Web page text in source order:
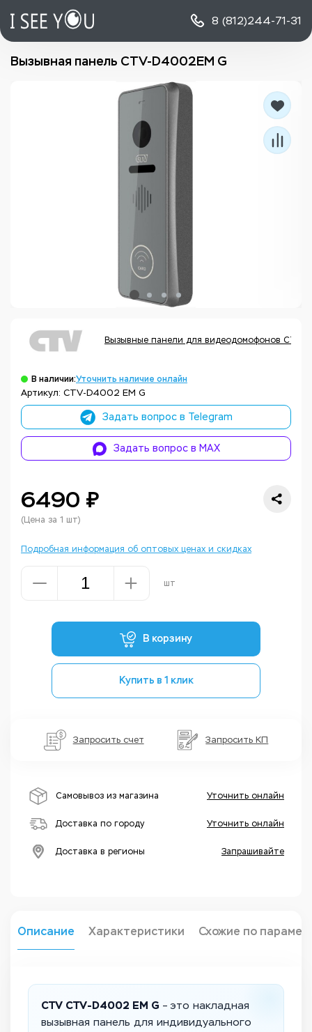
8 (812)244-71-31
Вызывная панель CTV-D4002EM G
Вызывные панели для видеодомофонов CTV
В наличии:Уточнить наличие онлайн
Артикул: CTV-D4002 EM G
Задать вопрос в Telegram
Задать вопрос в MAX
6490 ₽
(Цена за 1 шт)
Подробная информация об оптовых ценах и скидках
шт
В корзину
Купить в 1 клик
Запросить счет Запросить КП
Самовывоз из магазина Уточнить онлайн
Доставка по городу Уточнить онлайн
Доставка в регионы Запрашивайте
Описание Характеристики Схожие по
CTV CTV-D4002 EM G – это накладная
вызывная панель для индивидуального